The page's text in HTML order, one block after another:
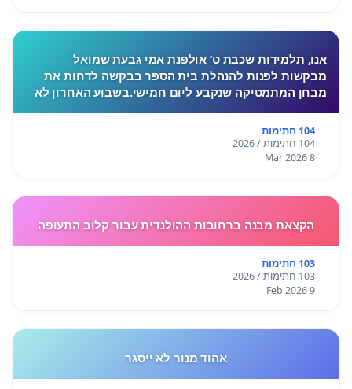
אנו, תלמידות שכבת ט’ אולפנת אמי גבעת שמואל
מבקשות לפנות להנהלת בית הספר בבקשה לדחות את
מבחן המתמטיקה שנקבע ליום חמישי.בשבוע האחרון לא
חוות לחץ, מתח ו
104 חתימות
104 חתימות / 2026
8 Mar 2026
הקצאת מבנה ברחובות ההולנדית עבור קלוב התעופה
103 חתימות
103 חתימות / 2026
9 Feb 2026
אהוד מנור לא ייסגר